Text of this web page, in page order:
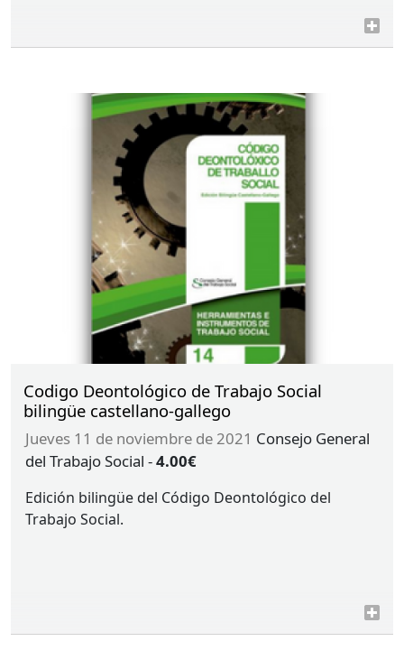
Codigo Deontológico de Trabajo Social
bilingüe castellano-gallego
jueves 11 de noviembre de 2021 Consejo General
del Trabajo Social -4.00€
Edición bilingüe del Código Deontológico del
Trabajo Social.